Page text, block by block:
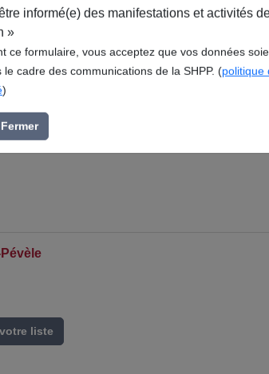
liste
informé(e) des manifestations et activités de
»
ce formulaire, vous acceptez que vos données
le cadre des communications de la SHPP. (politique
)
Fermer